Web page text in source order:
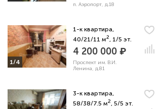
п. Аэропорт, д.18
1/4
1-к квартира,
40/21/11 м2, 1/5 эт.
4 200 000 ₽
Проспект им. В.И.
Ленина, д.81
3-к квартира,
58/38/7.5 м2, 5/5 эт.